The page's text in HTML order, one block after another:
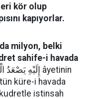
kör olup
kapıyorlar.
milyon, belki
sahife-i havada
küre-i havada
istinsah